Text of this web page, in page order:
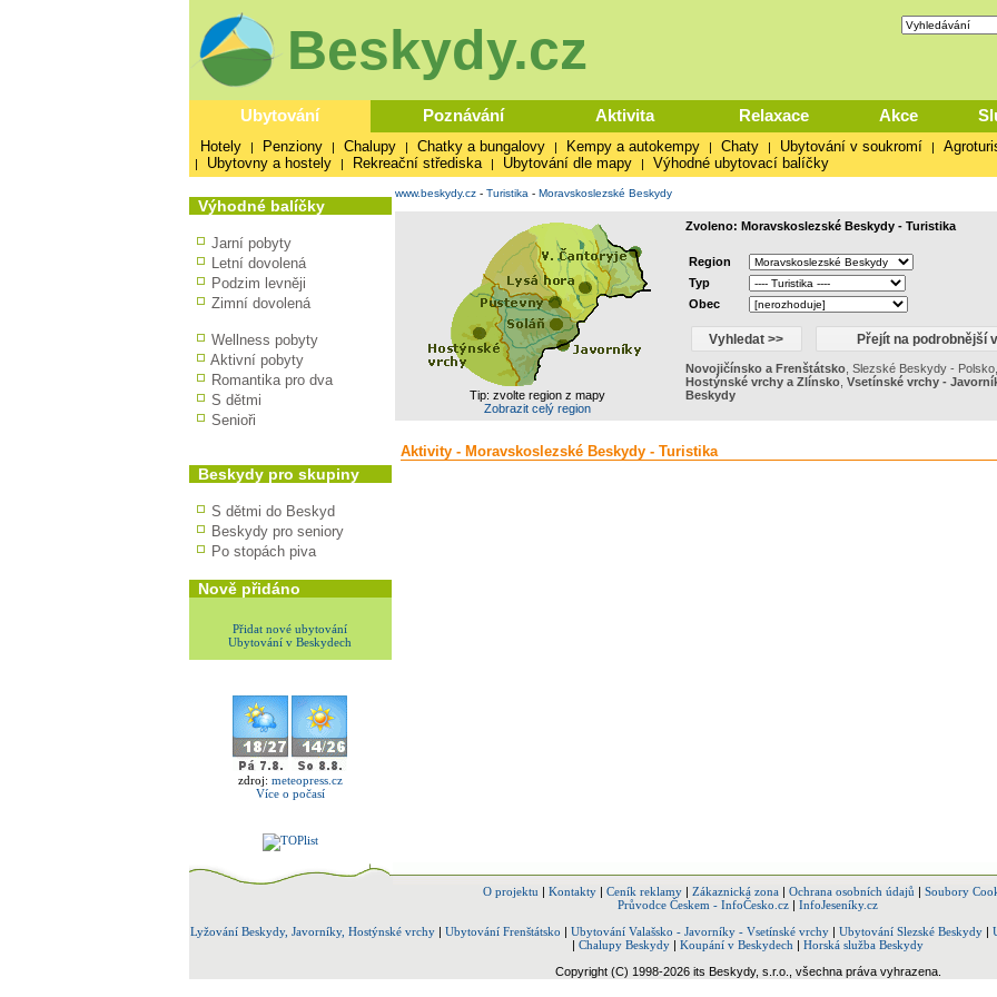
Beskydy.cz
Ubytování Poznávání Aktivita Relaxace Akce
Hotely | Penziony | Chalupy | Chatky a bungalovy | Kempy a autokempy | Chaty | Ubytování v soukromí |
| Ubytovny a hostely | Rekreační střediska | Ubytování dle mapy | Výhodné ubytovací balíčky
Výhodné balíčky
Jarní pobyty
Letní dovolená
Podzim levněji
Zimní dovolená
Wellness pobyty
Aktivní pobyty
Romantika pro dva
S dětmi
Senioři
Beskydy pro skupiny
S dětmi do Beskyd
Beskydy pro seniory
Po stopách piva
Nově přidáno
Přidat nové ubytování
Ubytování v Beskydech
zdroj: meteopress.cz
Více o počasí
www.beskydy.cz- Turistika - Moravskoslezské Beskydy
Tip: zvolte region z mapy
Zobrazit celý region
Zvoleno: Moravskoslezské Beskydy - Turistika
Region
Typ
Obec
Novojičínsko a Frenštátsko, Slezské Beskydy - Polsko,
Hostýnské vrchy a Zlínsko, Vsetínské vrchy -
Beskydy
Aktivity - Moravskoslezské Beskydy - Turistika
O projektu | Kontakty| Ceník reklamy| Zákaznická zona| Ochrana osobních údajů | Soubory
Průvodce Českem - InfoČesko.cz | InfoJeseníky.cz
Lyžování Beskydy, Javorníky, Hostýnské vrchy | Ubytování Frenštátsko | Ubytování Valašsko - Javorníky - Vsetínské vrchy | Ubytování Slezské Beskydy |
| Chalupy Beskydy | Koupání v Beskydech | Horská služba Beskydy
Copyright (C) 1998-2026 its Beskydy, s.r.o., všechna práva vyhrazena.